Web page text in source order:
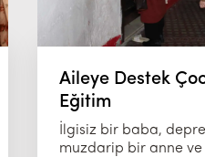
Aileye Destek
Eğitim
İlgisiz bir baba,
muzdarip bir anne ve